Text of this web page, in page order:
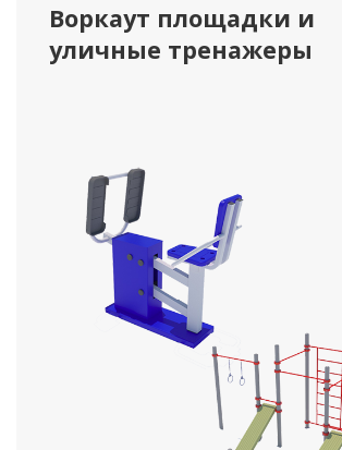
Воркаут площадки и
уличные тренажеры